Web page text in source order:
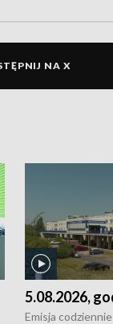
NA X
5.08.2026,
Emisja